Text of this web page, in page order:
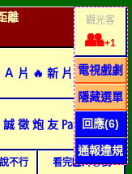
觀光客
👥+1
電視戲劇
隱藏選單
回應(6)
通報違規
離
Ａ 片 🔥 新 片 強 檔
誠 徵 炮 友 ㎩
不行 看完🅰片㊙我